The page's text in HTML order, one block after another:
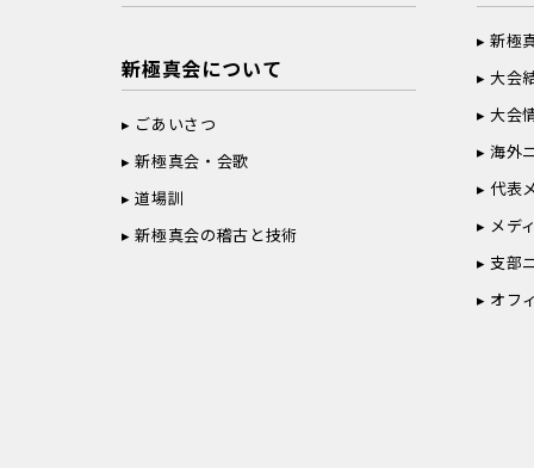
新極真会について
ごあいさつ
新極真会・会歌
道場訓
新極真会の稽古と技術
新極
大会
大会
海外
代表
メデ
支部
オフ